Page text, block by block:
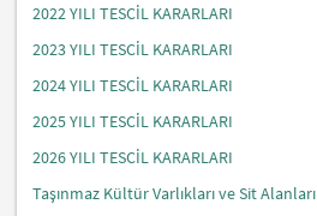
2022 YILI TESCİL KARARLARI
2023 YILI TESCİL KARARLARI
2024 YILI TESCİL KARARLARI
2025 YILI TESCİL KARARLARI
2026 YILI TESCİL KARARLARI
Taşınmaz Kültür Varlıkları ve Sit Alanları